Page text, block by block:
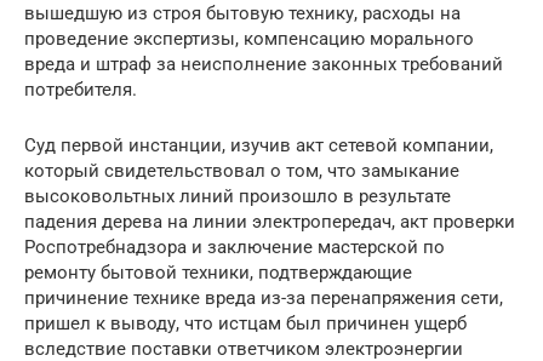
вышедшую из строя бытовую технику, расходы на
проведение экспертизы, компенсацию морального
вреда и штраф за неисполнение законных требований
потребителя.
Суд первой инстанции, изучив акт сетевой компании,
который свидетельствовал о том, что замыкание
высоковольтных линий произошло в результате
падения дерева на линии электропередач, акт проверки
Роспотребнадзора и заключение мастерской по
ремонту бытовой техники, подтверждающие
причинение технике вреда из-за перенапряжения сети,
пришел к выводу, что истцам был причинен ущерб
вследствие поставки ответчиком электроэнергии